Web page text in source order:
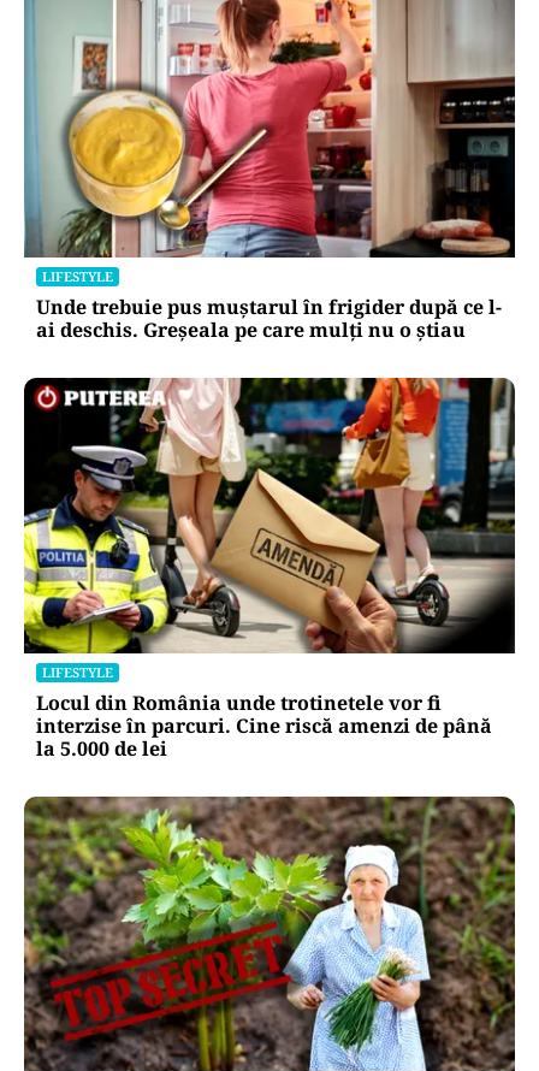
LIFESTYLE
Unde trebuie pus muștarul în frigider după ce l-
ai deschis. Greșeala pe care mulți nu o știau
LIFESTYLE
Locul din România unde trotinetele vor fi
interzise în parcuri. Cine riscă amenzi de până
la 5.000 de lei